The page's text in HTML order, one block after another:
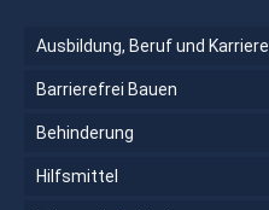
Ausbildung, Beruf und Karriere
Barrierefrei Bauen
Behinderung
Hilfsmittel